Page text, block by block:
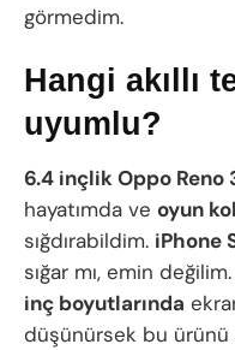
görmedim.
Hangi akıllı
uyumlu?
6.4 inçlik Oppo Reno
hayatımda ve oyun
sığdırabildim. iPhone
sığar mı, emin
inç boyutlarında
düşünürsek bu ürünü